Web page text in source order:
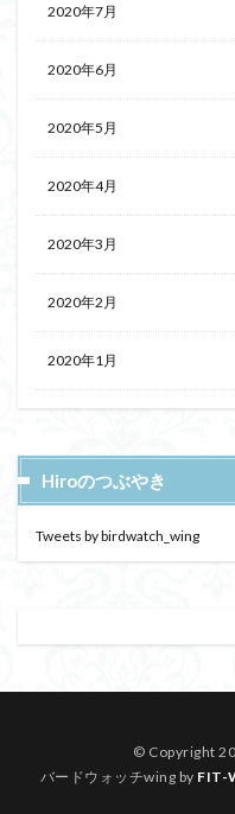
2020年7月
2020年6月
2020年5月
2020年4月
2020年3月
2020年2月
2020年1月
Hiroのつぶやき
Tweets by birdwatch_wing
© Copyright
バードウォッチwing by FIT-